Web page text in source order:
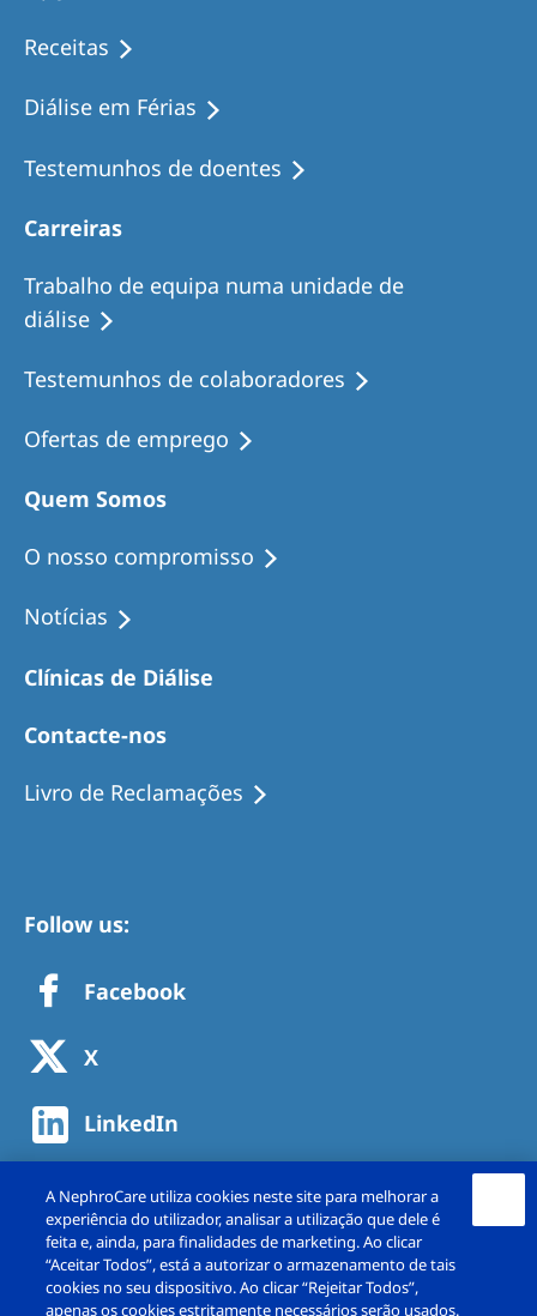
Receitas
Diálise em Férias
Testemunhos de doentes
Carreiras
Trabalho de equipa numa unidade de
diálise
Testemunhos de colaboradores
Ofertas de emprego
Quem Somos
O nosso compromisso
Notícias
Clínicas de Diálise
Contacte-nos
Livro de Reclamações
Follow us:
Facebook
X
LinkedIn
A NephroCare utiliza cookies neste site para melhorar a
experiência do utilizador, analisar a utilização que dele é
feita e, ainda, para finalidades de marketing. Ao clicar
“Aceitar Todos”, está a autorizar o armazenamento de tais
cookies no seu dispositivo. Ao clicar “Rejeitar Todos”,
apenas os cookies estritamente necessários serão usados.